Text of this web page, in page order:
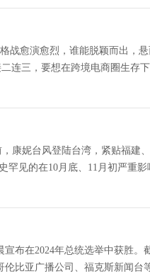
战愈演愈烈，谁能脱颖而出，悬
连三，要想在跨境电商圈生存
康妮台风登陆台湾，紧贴福建
罕见的在10月底、11月初严重影
布在2024年总统选举中获胜。
比亚广播公司、福克斯新闻台